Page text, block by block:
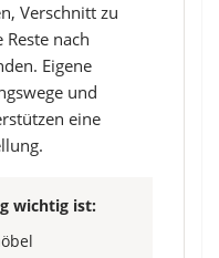
Verschnitt zu
nach
Eigene
und
eine
wichtig ist: